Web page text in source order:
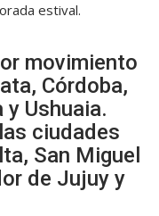
estival.
movimiento
Córdoba,
Ushuaia.
ciudades
San Miguel
de Jujuy y